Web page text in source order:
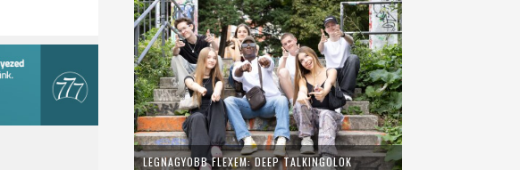
LEGNAGYOBB FLEXEM: DEEP TALKINGOLOK